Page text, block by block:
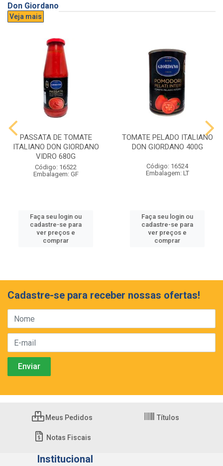
Don Giordano
Veja mais
PASSATA DE TOMATE
ITALIANO DON GIORDANO
VIDRO 680G
Código: 16522
Embalagem: GF
Faça seu login ou
cadastre-se para
ver preços e
comprar
TOMATE PELADO ITALIANO
DON GIORDANO 400G
Código: 16524
Embalagem: LT
Faça seu login ou
cadastre-se para
ver preços e
comprar
Cadastre-se para receber nossas ofertas!
Meus Pedidos Títulos
Notas Fiscais
Institucional